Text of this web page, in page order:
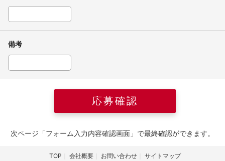
備考
次ページ「フォーム入力内容確認画面」で最終確認ができます。
TOP 会社概要 お問い合わせ サイトマップ